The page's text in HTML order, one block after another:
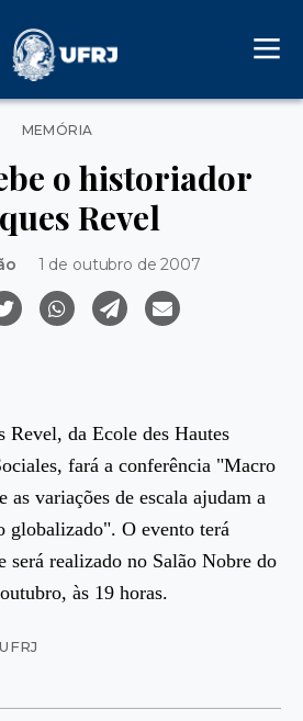
Categorias
MEMÓRIA
o historiador
Revel
1 de outubro de 2007
Revel, da Ecole des Hautes
fará a conferência "Macro
variações de escala ajudam a
globalizado". O evento terá
será realizado no Salão Nobre do
às 19 horas.